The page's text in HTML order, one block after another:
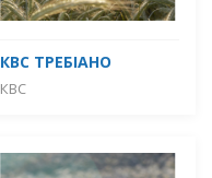
КВС ТРЕБІАНО
КВС